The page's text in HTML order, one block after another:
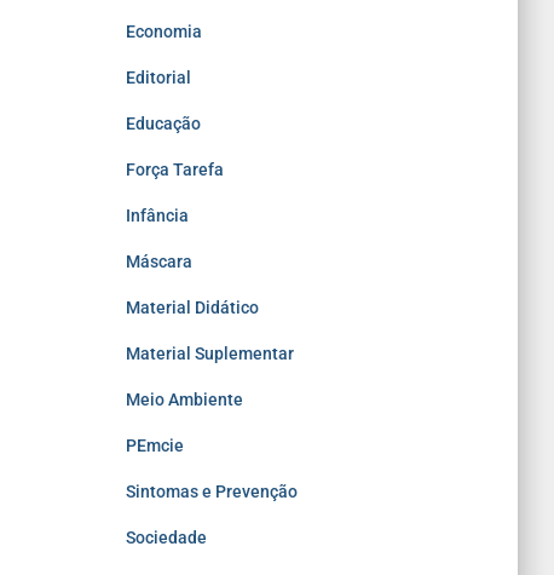
Economia
Editorial
Educação
Força Tarefa
Infância
Máscara
Material Didático
Material Suplementar
Meio Ambiente
PEmcie
Sintomas e Prevenção
Sociedade